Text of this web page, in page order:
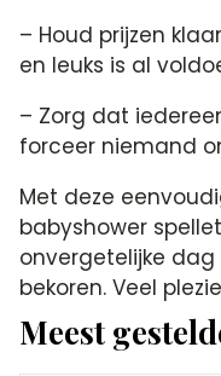
– Houd prijzen
en leuks is al
– Zorg dat
forceer niemand
Met deze
babyshower
onvergetelijke
bekoren.​ Veel
Meest